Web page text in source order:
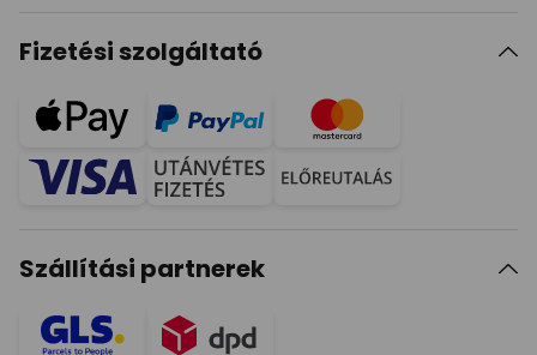
Fizetési szolgáltató
Szállítási partnerek